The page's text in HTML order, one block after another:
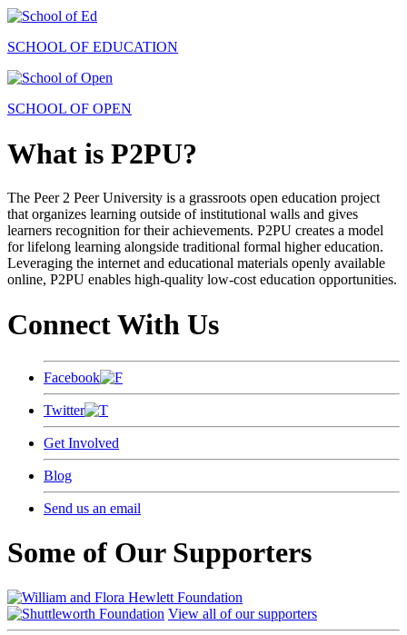
SCHOOL OF EDUCATION
SCHOOL OF OPEN
What is P2PU?
The Peer 2 Peer University is a grassroots open education project
that organizes learning outside of institutional walls and gives
learners recognition for their achievements. P2PU creates a model
for lifelong learning alongside traditional formal higher education.
Leveraging the internet and educational materials openly available
online, P2PU enables high-quality low-cost education opportunities.
Connect With Us
Facebook
Twitter
Get Involved
Blog
Send us an email
Some of Our Supporters
View all of our supporters